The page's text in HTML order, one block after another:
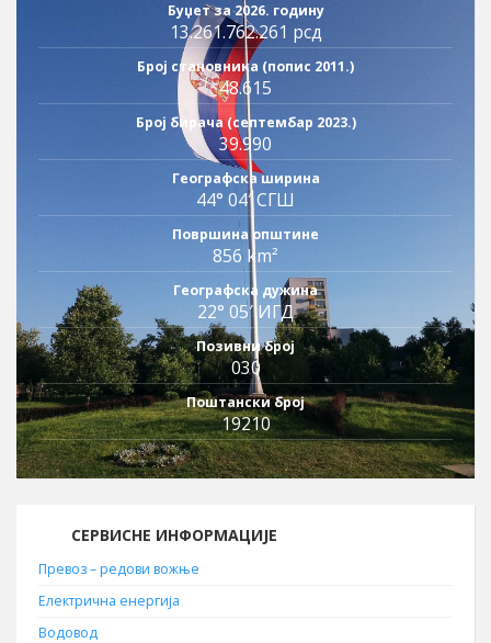
Буџет за 2026. годину
13.261.762.261 рсд
Број становника (попис 2011.)
48.615
Број бирача (септембар 2023.)
39.990
Географска ширина
44° 04′ СГШ
Површина општине
856 km²
Географска дужина
22° 05′ ИГД
Позивни број
030
Поштански број
19210
СЕРВИСНЕ ИНФОРМАЦИЈЕ
Превоз – редови вожње
Електрична енергија
Водовод